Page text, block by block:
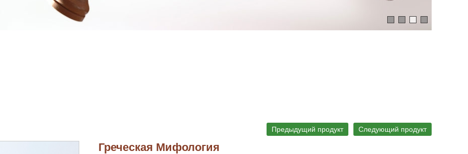
Следующий продукт
Предыдущий продукт
Греческая Мифология